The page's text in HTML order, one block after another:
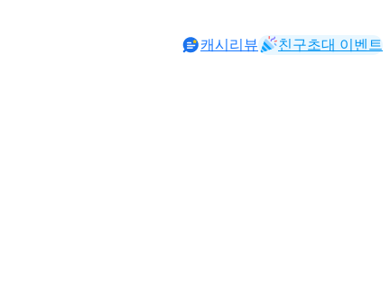
캐시리뷰 친구초대 이벤트